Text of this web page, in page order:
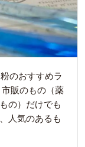
のおすすめラ
販のもの（薬
の）だけでも
人気のあるも